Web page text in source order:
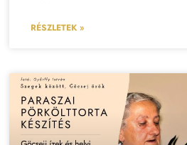
RÉSZLETEK »